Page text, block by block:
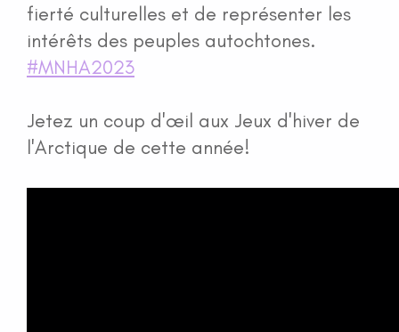
fierté culturelles et de représenter les
intérêts des peuples autochtones.
#MNHA2023
Jetez un coup d'œil aux Jeux d'hiver de
l'Arctique de cette année!